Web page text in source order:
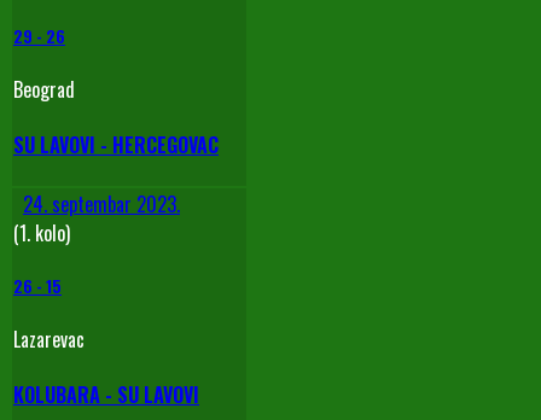
29 - 26
Beograd
SU LAVOVI - HERCEGOVAC
24. septembar 2023.
(1. kolo)
26 - 15
Lazarevac
KOLUBARA - SU LAVOVI